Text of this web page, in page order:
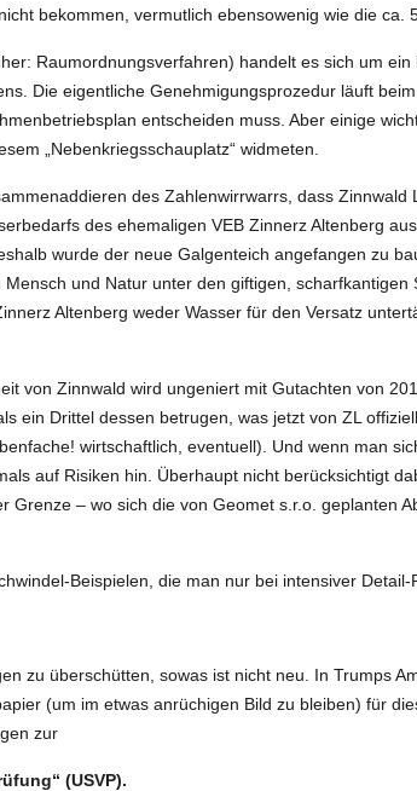
bekommen, vermutlich ebensowenig wie die ca.
Raumordnungsverfahren) handelt es sich um
Die eigentliche Genehmigungsprozedur läuft
entscheiden muss. Aber einige
„Nebenkriegsschauplatz“ widmeten.
des Zahlenwirrwarrs, dass Zinnwald
des ehemaligen VEB Zinnerz Altenberg
wurde der neue Galgenteich angefangen zu
und Natur unter den giftigen, scharfkantigen
Altenberg weder Wasser für den Versatz
von Zinnwald wird ungeniert mit Gutachten von
ein Drittel dessen betrugen, was jetzt von ZL
wirtschaftlich, eventuell). Und wenn man
auf Risiken hin. Überhaupt nicht berücksichtigt
Grenze – wo sich die von Geomet s.r.o. geplanten
Beispielen, die man nur bei intensiver Detail-
zu überschütten, sowas ist nicht neu. In Trumps
(um im etwas anrüchigen Bild zu bleiben) für
zur
(USVP).